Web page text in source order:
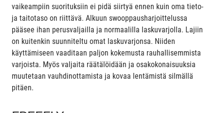
vaikeampiin suorituksiin ei pidä siirtyä ennen kuin oma tieto-
ja taitotaso on riittävä. Alkuun swooppausharjoittelussa
pääsee ihan perusvaljailla ja normaalilla laskuvarjolla. Lajiin
on kuitenkin suunniteltu omat laskuvarjonsa. Niiden
käyttämiseen vaaditaan paljon kokemusta rauhallisemmista
varjoista. Myös valjaita räätälöidään ja osakokonaisuuksia
muutetaan vauhdinottamista ja kovaa lentämistä silmällä
pitäen.